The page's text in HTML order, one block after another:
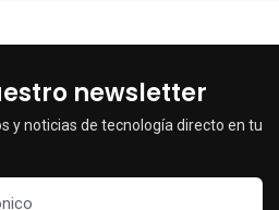
newsletter
y noticias de tecnología directo en tu